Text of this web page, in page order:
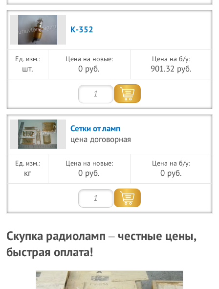
К-352
шт.
Цена на новые:
0 руб.
Цена на б/у:
901.32 руб.
Сетки от ламп
цена договорная
кг
Цена на новые:
0 руб.
Цена на б/у:
0 руб.
Скупка радиоламп ‒ честные цены,
быстрая оплата!